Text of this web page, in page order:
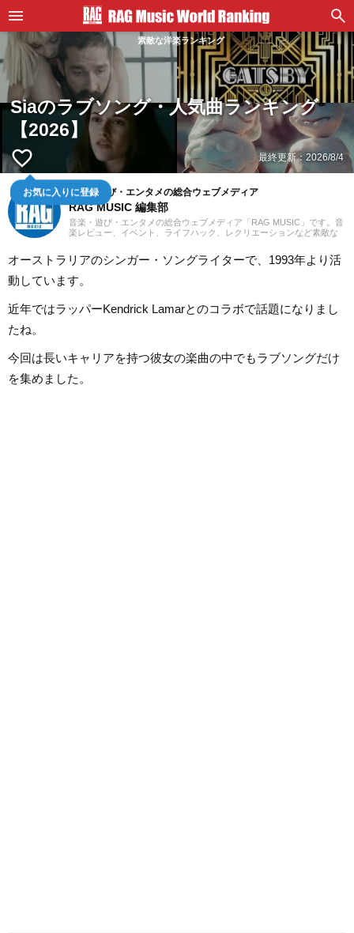
素敵な洋楽ランキング
Siaのラブソング・人気曲ランキング
【2026】
favorite_border
お気に入りに登録
最終更新： 2026/8/4
音楽・遊び・エンタメの総合ウェブメディア
RAG MUSIC 編集部
音楽・遊び・エンタメの総合ウェブメディア「RAG MUSIC」です。音
楽レビュー、イベント、ライフハック、レクリエーションなど素敵な
オーストラリアのシンガー・ソングライターで、1993年より活
動しています。
近年ではラッパーKendrick Lamarとのコラボで話題になりまし
たね。
今回は長いキャリアを持つ彼女の楽曲の中でもラブソングだけ
を集めました。